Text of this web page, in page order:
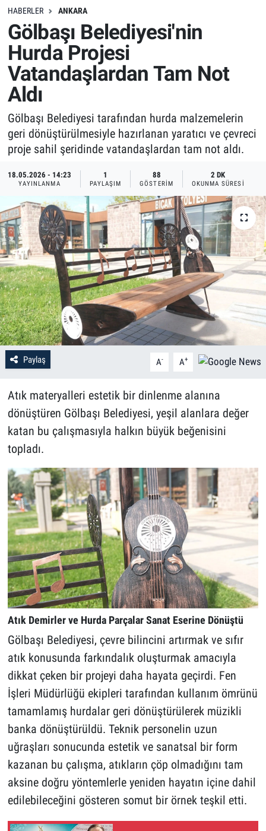
HABERLER ANKARA
Gölbaşı Belediyesi'nin
Hurda Projesi
Vatandaşlardan Tam Not
Aldı
Gölbaşı Belediyesi tarafından hurda malzemelerin
geri dönüştürülmesiyle hazırlanan yaratıcı ve çevreci
proje sahil şeridinde vatandaşlardan tam not aldı.
18.05.2026 - 14:23
YAYINLANMA
1
PAYLAŞIM
88
GÖSTERIM
2 DK
OKUNMA SÜRESI
Paylaş A- A+
Atık materyalleri estetik bir dinlenme alanına
dönüştüren Gölbaşı Belediyesi, yeşil alanlara değer
katan bu çalışmasıyla halkın büyük beğenisini
topladı.
Atık Demirler ve Hurda Parçalar Sanat Eserine Dönüştü
Gölbaşı Belediyesi, çevre bilincini artırmak ve sıfır
atık konusunda farkındalık oluşturmak amacıyla
dikkat çeken bir projeyi daha hayata geçirdi. Fen
İşleri Müdürlüğü ekipleri tarafından kullanım ömrünü
tamamlamış hurdalar geri dönüştürülerek müzikli
banka dönüştürüldü. Teknik personelin uzun
uğraşları sonucunda estetik ve sanatsal bir form
kazanan bu çalışma, atıkların çöp olmadığını tam
aksine doğru yöntemlerle yeniden hayatın içine dahil
edilebileceğini gösteren somut bir örnek teşkil etti.